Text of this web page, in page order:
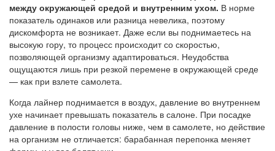
между окружающей средой и внутренним ухом. В норме
показатель одинаков или разница невелика, поэтому
дискомфорта не возникает. Даже если вы поднимаетесь на
высокую гору, то процесс происходит со скоростью,
позволяющей организму адаптироваться. Неудобства
ощущаются лишь при резкой перемене в окружающей среде
— как при взлете самолета.
Когда лайнер поднимается в воздух, давление во внутреннем
ухе начинает превышать показатель в салоне. При посадке
давление в полости головы ниже, чем в самолете, но действие
на организм не отличается: барабанная перепонка меняет